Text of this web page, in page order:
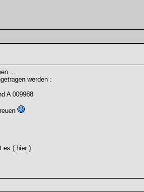
...
werden :
A 009988
es ( hier )